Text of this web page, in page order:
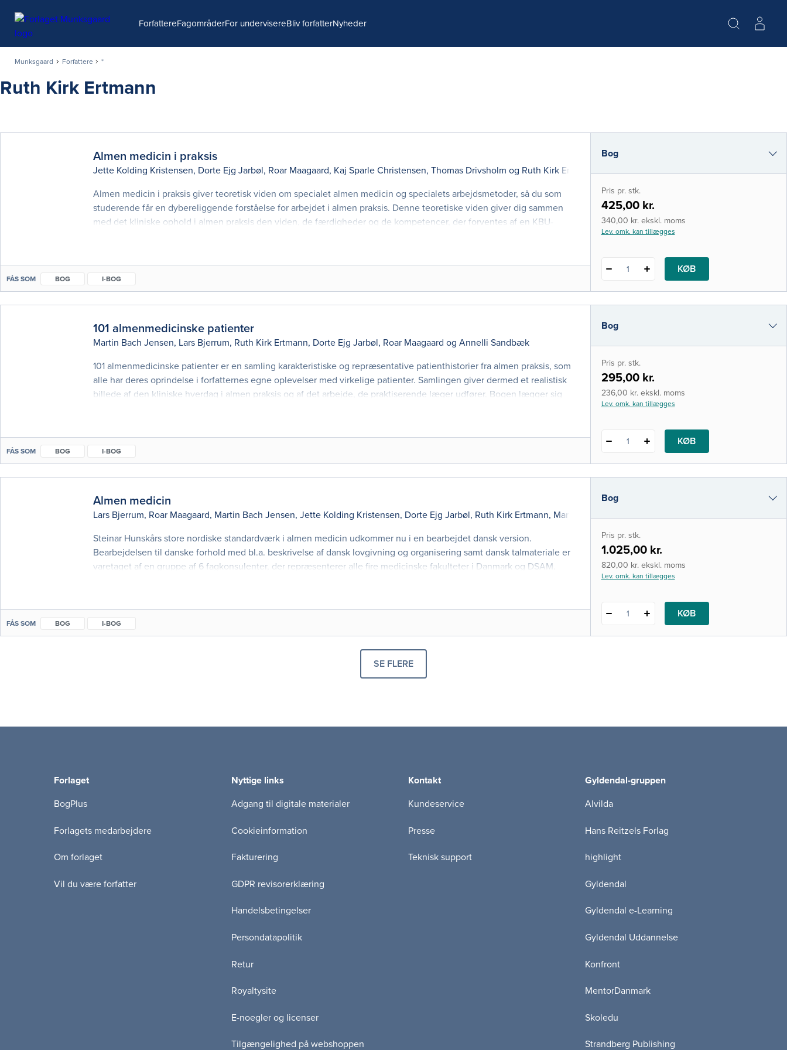
ForfattereFagområderFor undervisereBliv forfatterNyheder
Munksgaard Forfattere *
Ruth Kirk Ertmann
Almen medicin i praksis
Jette Kolding Kristensen, Dorte Ejg Jarbøl, Roar Maagaard, Kaj Sparle Christensen, Thomas Drivsholm og Ruth Kirk Ertmann (red.)
Almen medicin i praksis giver teoretisk viden om specialet almen medicin og specialets arbejdsmetoder, så du som
studerende får en dybereliggende forståelse for arbejdet i almen praksis. Denne teoretiske viden giver dig sammen
med det kliniske ophold i almen praksis den viden, de færdigheder og de kompetencer, der forventes af en KBU-
FÅS SOM BOG I-BOG
Bog
i-bog
Pris pr. stk.
425,00 kr.
340,00 kr. ekskl. moms
Lev. omk. kan tillægges
1 KØB
101 almenmedicinske patienter
Martin Bach Jensen, Lars Bjerrum, Ruth Kirk Ertmann, Dorte Ejg Jarbøl, Roar Maagaard og Annelli Sandbæk
101 almenmedicinske patienter er en samling karakteristiske og repræsentative patienthistorier fra almen praksis, som
alle har deres oprindelse i forfatternes egne oplevelser med virkelige patienter. Samlingen giver dermed et realistisk
billede af den kliniske hverdag i almen praksis og af det arbejde, de praktiserende læger udfører. Bogen lægger sig
FÅS SOM BOG I-BOG
Bog
i-bog
Pris pr. stk.
295,00 kr.
236,00 kr. ekskl. moms
Lev. omk. kan tillægges
1 KØB
Almen medicin
Lars Bjerrum, Roar Maagaard, Martin Bach Jensen, Jette Kolding Kristensen, Dorte Ejg Jarbøl, Ruth Kirk Ertmann, Marianne Rosendal,Kaj Sparle ChristensenogPeter
Steinar Hunskårs store nordiske standardværk i almen medicin udkommer nu i en bearbejdet dansk version.
Bearbejdelsen til danske forhold med bl.a. beskrivelse af dansk lovgivning og organisering samt dansk talmateriale er
varetaget af en gruppe af 6 fagkonsulenter, der repræsenterer alle fire medicinske fakulteter i Danmark og DSAM.
FÅS SOM BOG I-BOG
Bog
i-bog
Pris pr. stk.
1.025,00 kr.
820,00 kr. ekskl. moms
Lev. omk. kan tillægges
1 KØB
SE FLERE
PRODUKTER
Forlaget
BogPlus
Forlagets medarbejdere
Om forlaget
Vil du være forfatter
Nyttige links
Adgang til digitale materialer
Cookieinformation
Fakturering
GDPR revisorerklæring
Handelsbetingelser
Persondatapolitik
Retur
Royaltysite
E-noegler og licenser
Tilgængelighed på webshoppen
Kontakt
Kundeservice
Presse
Teknisk support
Gyldendal-gruppen
Alvilda
Hans Reitzels Forlag
highlight
Gyldendal
Gyldendal e-Learning
Gyldendal Uddannelse
Konfront
MentorDanmark
Skoledu
Strandberg Publishing